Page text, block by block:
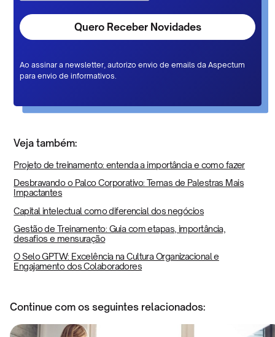
Ao assinar a newsletter, autorizo envio de emails da Aspectum
para envio de informativos.
Veja também:
Projeto de treinamento: entenda a importância e como fazer
Desbravando o Palco Corporativo: Temas de Palestras Mais
Impactantes
Capital intelectual como diferencial dos negócios
Gestão de Treinamento: Guia com etapas, importância,
desafios e mensuração
O Selo GPTW: Excelência na Cultura Organizacional e
Engajamento dos Colaboradores
Continue com os seguintes relacionados: